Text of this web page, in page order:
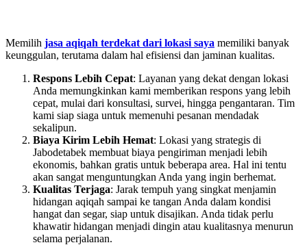
Memilih jasa aqiqah terdekat dari lokasi saya memiliki banyak
keunggulan, terutama dalam hal efisiensi dan jaminan kualitas.
Respons Lebih Cepat: Layanan yang dekat dengan lokasi
Anda memungkinkan kami memberikan respons yang lebih
cepat, mulai dari konsultasi, survei, hingga pengantaran. Tim
kami siap siaga untuk memenuhi pesanan mendadak
sekalipun.
Biaya Kirim Lebih Hemat: Lokasi yang strategis di
Jabodetabek membuat biaya pengiriman menjadi lebih
ekonomis, bahkan gratis untuk beberapa area. Hal ini tentu
akan sangat menguntungkan Anda yang ingin berhemat.
Kualitas Terjaga: Jarak tempuh yang singkat menjamin
hidangan aqiqah sampai ke tangan Anda dalam kondisi
hangat dan segar, siap untuk disajikan. Anda tidak perlu
khawatir hidangan menjadi dingin atau kualitasnya menurun
selama perjalanan.